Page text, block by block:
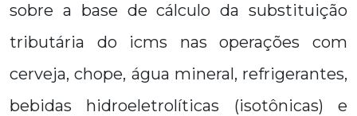
sobre a base de cálculo da substituição
tributária do icms nas operações com
cerveja, chope, água mineral, refrigerantes,
bebidas hidroeletrolíticas (isotônicas) e